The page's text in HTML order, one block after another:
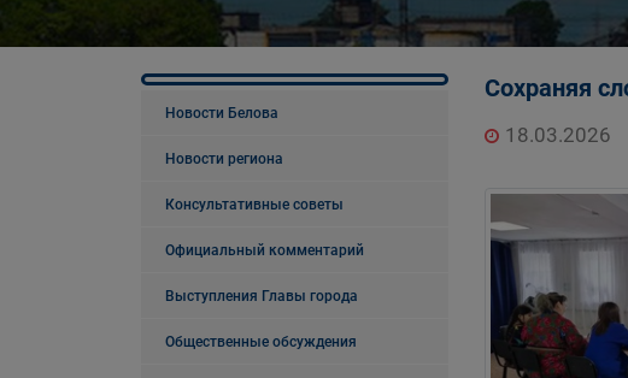
Новости Белова
Новости региона
Консультативные советы
Официальный комментарий
Выступления Главы города
Общественные обсуждения
Сохраняя
18.03.2026